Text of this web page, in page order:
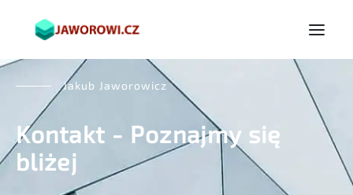
Jakub Jaworowicz
Kontakt - Poznajmy się
bliżej